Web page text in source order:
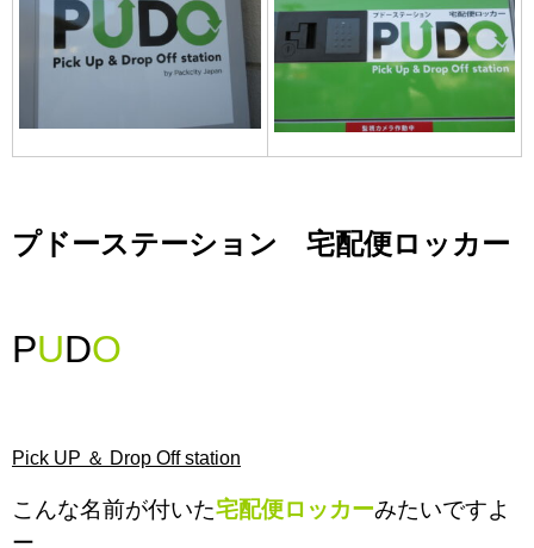
プドーステーション 宅配便ロッカー
PUDO
Pick UP ＆ Drop Off station
こんな名前が付いた宅配便ロッカーみたいですよ
ー。